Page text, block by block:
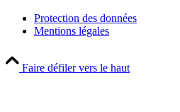
Protection des données
Mentions légales
Faire défiler vers le haut